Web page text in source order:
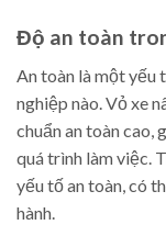
Độ an toàn
An toàn là một yếu
nghiệp nào. Vỏ xe
chuẩn an toàn cao,
quá trình làm việc.
yếu tố an toàn, có
hành.